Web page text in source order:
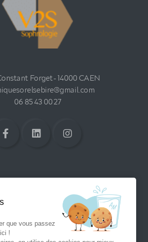
Forget - 14000 CAEN
06 85 43 00 27
que vous passez
!